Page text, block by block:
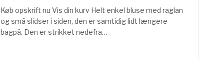
Køb opskrift nu Vis din kurv Helt enkel bluse med raglan
og små slidser i siden, den er samtidig lidt længere
bagpå. Den er strikket nedefra…